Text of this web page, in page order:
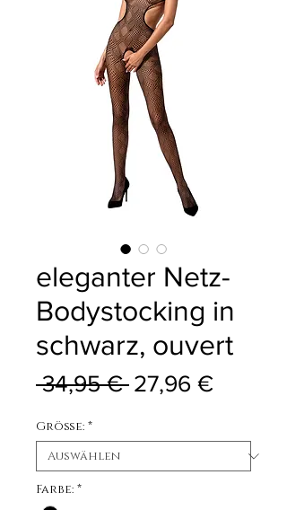
eleganter Netz-
Bodystocking in
schwarz, ouvert
34,95 € Standardpreis
27,96 €Sale-
Größe: *
Farbe: *